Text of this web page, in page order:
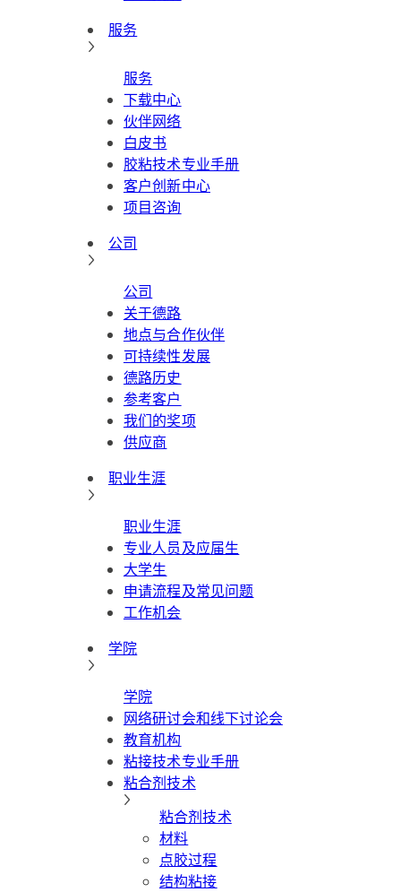
服务
服务
下载中心
伙伴网络
白皮书
胶粘技术专业手册
客户创新中心
项目咨询
公司
公司
关于德路
地点与合作伙伴
可持续性发展
德路历史
参考客户
我们的奖项
供应商
职业生涯
职业生涯
专业人员及应届生
大学生
申请流程及常见问题
工作机会
学院
学院
网络研讨会和线下讨论会
教育机构
粘接技术专业手册
粘合剂技术
粘合剂技术
材料
点胶过程
结构粘接